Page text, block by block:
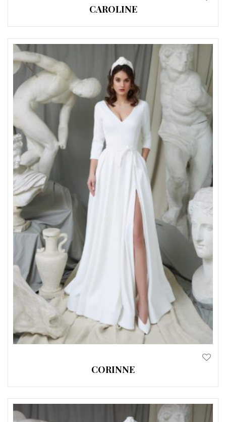
CAROLINE
CORINNE